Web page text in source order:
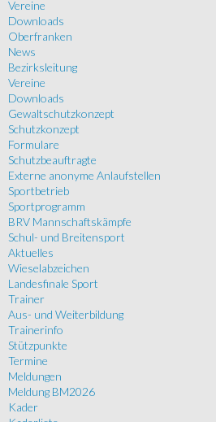
Vereine
Downloads
Oberfranken
News
Bezirksleitung
Vereine
Downloads
Gewaltschutzkonzept
Schutzkonzept
Formulare
Schutzbeauftragte
Externe anonyme Anlaufstellen
Sportbetrieb
Sportprogramm
BRV Mannschaftskämpfe
Schul- und Breitensport
Aktuelles
Wieselabzeichen
Landesfinale Sport
Trainer
Aus- und Weiterbildung
Trainerinfo
Stützpunkte
Termine
Meldungen
Meldung BM2026
Kader